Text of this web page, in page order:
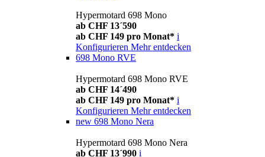
Hypermotard 698 Mono
ab CHF 13´590
ab CHF 149 pro Monat* i
Konfigurieren Mehr entdecken
698 Mono RVE
Hypermotard 698 Mono RVE
ab CHF 14´490
ab CHF 149 pro Monat* i
Konfigurieren Mehr entdecken
new 698 Mono Nera
Hypermotard 698 Mono Nera
ab CHF 13´990 i